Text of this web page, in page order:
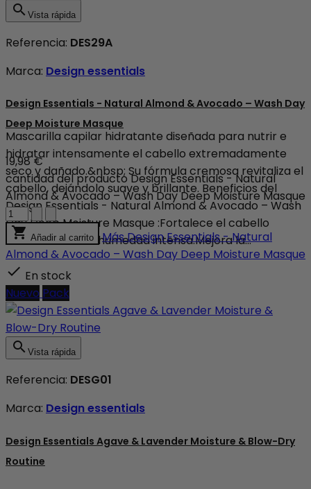
 Vista rápida
Referencia: DES29A
Marca: Design essentials
Design Essentials - Natural Almond & Avocado – Wash Day
Deep Moisture Masque
Mascarilla capilar hidratante diseñada para nutrir e
hidratar intensamente el cabello extremadamente
seco y dañado.&nbsp; Su fórmula cremosa revitaliza el
cabello, dejándolo suave y brillante. Beneficios del
Design Essentials - Natural Almond & Avocado – Wash
Day Deep Moisture Masque :Fortalece el cabello
mientras sella la humedad intensa.Mejora la...
19,98 €
cantidad del producto Design Essentials - Natural
Almond & Avocado – Wash Day Deep Moisture Masque
 Añadir al carrito MásDesign Essentials - Natural
Almond & Avocado – Wash Day Deep Moisture Masque
 En stock
Nuevo Pack
 Vista rápida
Referencia: DESG01
Marca: Design essentials
Design Essentials Agave & Lavender Moisture & Blow-Dry
Routine